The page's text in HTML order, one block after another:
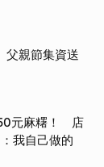
親節集資送
元麻糬！ 店
我自己做的